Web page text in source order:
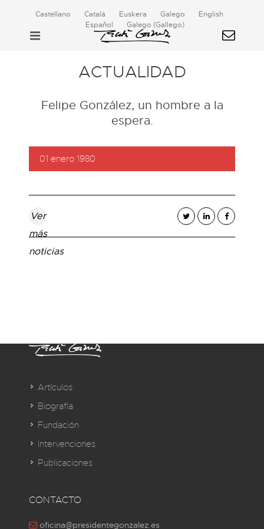
Castellano Català Euskera Galego
English
Español
Galego (Gallego)
ACTUALIDAD
Felipe González, un hombre a la
espera.
01 enero 1980
Ver
más
noticias
Artículos
Biografía
Fundación
Intervenciones
Publicaciones
CONTACTO
oficina@presidentegonzalez.es